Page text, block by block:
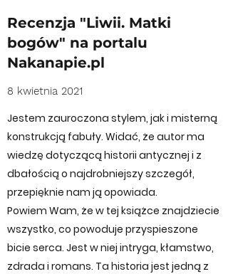
Recenzja "Liwii. Matki
bogów" na portalu
Nakanapie.pl
8 kwietnia 2021
Jestem zauroczona stylem, jak i misterną
konstrukcją fabuły. Widać, że autor ma
wiedzę dotyczącą historii antycznej i z
dbałością o najdrobniejszy szczegół,
przepięknie nam ją opowiada.
Powiem Wam, że w tej książce znajdziecie
wszystko, co powoduje przyspieszone
bicie serca. Jest w niej intryga, kłamstwo,
zdrada i romans. Ta historia jest jedną z